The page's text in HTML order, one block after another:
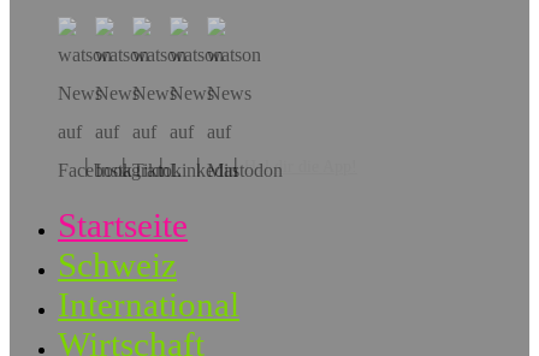
Hol dir die App!
Startseite
Schweiz
International
Wirtschaft